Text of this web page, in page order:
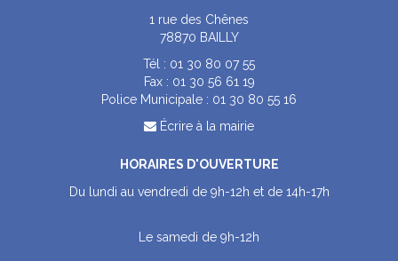
1 rue des Chênes
78870 BAILLY
Tél : 01 30 80 07 55
Fax : 01 30 56 61 19
Police Municipale : 01 30 80 55 16
Écrire à la mairie
HORAIRES D'OUVERTURE
Du lundi au vendredi de 9h-12h et de 14h-17h
Le samedi de 9h-12h